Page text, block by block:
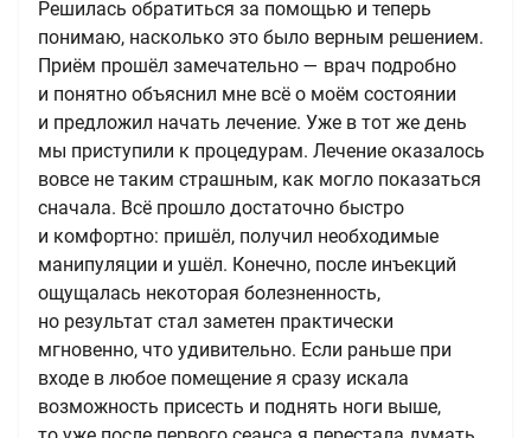
Решилась обратиться за помощью и теперь
понимаю, насколько это было верным решением.
Приём прошёл замечательно — врач подробно
и понятно объяснил мне всё о моём состоянии
и предложил начать лечение. Уже в тот же день
мы приступили к процедурам. Лечение оказалось
вовсе не таким страшным, как могло показаться
сначала. Всё прошло достаточно быстро
и комфортно: пришёл, получил необходимые
манипуляции и ушёл. Конечно, после инъекций
ощущалась некоторая болезненность,
но результат стал заметен практически
мгновенно, что удивительно. Если раньше при
входе в любое помещение я сразу искала
возможность присесть и поднять ноги выше,